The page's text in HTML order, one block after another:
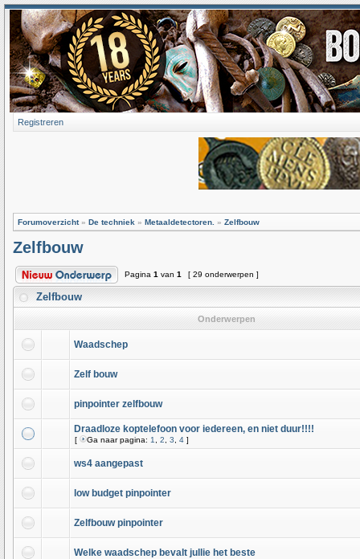
Registreren
Forumoverzicht» De techniek » Metaaldetectoren. » Zelfbouw
Zelfbouw
Pagina 1 van 1 [ 29 onderwerpen ]
Zelfbouw
Onderwerpen
Waadschep
Zelf bouw
pinpointer zelfbouw
Draadloze koptelefoon voor iedereen, en niet duur!!!!
[ Ga naar pagina: 1 2 3 4 ]
ws4 aangepast
low budget pinpointer
Zelfbouw pinpointer
Welke waadschep bevalt jullie het beste